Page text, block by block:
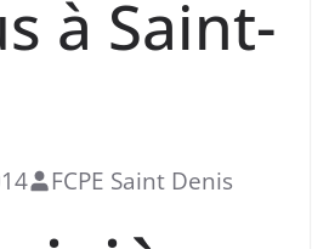
à Saint-
FCPE Saint Denis